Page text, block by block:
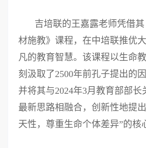
吉培联的王嘉露老师凭借
材施教》课程，在中培联推优
凡的教育智慧。该课程以生命
刻汲取了2500年前孔子提出的
并将其与2024年3月教育部部长
最新思路相融合，创新性地提
天性，尊重生命个体差异”的核